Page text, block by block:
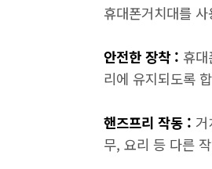
휴대폰거치대를
안전한 장착 : 휴
리에 유지되도록
핸즈프리 작동 :
무, 요리 등 다른